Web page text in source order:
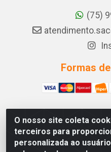
O nosso site coleta
terceiros para
personalizada ao
(75)
Formas
A PINA DOS SANTOS
233, 27 - ZONA RURAL,
000 - CNPJ